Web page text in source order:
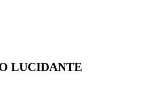
LUCIDANTE